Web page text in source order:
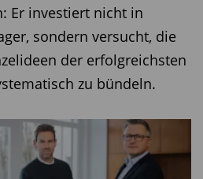
Er investiert nicht in
sondern versucht, die
der erfolgreichsten
zu bündeln.